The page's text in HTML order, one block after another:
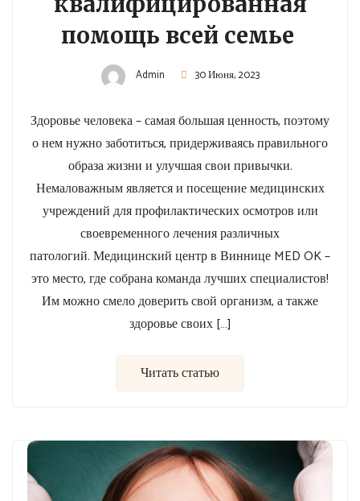
помощь всей семье
Admin 30 Июня, 2023
Здоровье человека – самая большая ценность, поэтому
о нем нужно заботиться, придерживаясь правильного
образа жизни и улучшая свои привычки.
Немаловажным является и посещение медицинских
учреждений для профилактических осмотров или
своевременного лечения различных
патологий. Медицинский центр в Виннице MED OK –
это место, где собрана команда лучших специалистов!
Им можно смело доверить свой организм, а также
здоровье своих […]
Читать статью